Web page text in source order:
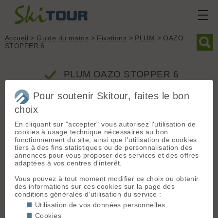
Accueil > Guide du matos > Fixations > PLUM > OAZO
STOPPER 6
PLUM OAZO STOPPER 6
Produit
Groupe : Fixations
Marque : PLUM
Modèle : OAZO STOPPER 6
Type : Ski touring à inserts
Poids (la paire) : 540 grammes
Inserts : Oui
Prix indicatif : 518.00 € - Produit commercialisé depuis la
saison 2020/2021
Pour soutenir Skitour, faites le bon
choix
En cliquant sur "accepter" vous autorisez l'utilisation de
cookies à usage technique nécessaires au bon
fonctionnement du site, ainsi que l'utilisation de cookies
tiers à des fins statistiques ou de personnalisation des
annonces pour vous proposer des services et des offres
adaptées à vos centres d'interêt.
Vous pouvez à tout moment modifier ce choix ou obtenir
des informations sur ces cookies sur la page des
conditions générales d'utilisation du service :
Utilisation de vos données personnelles
Cookies